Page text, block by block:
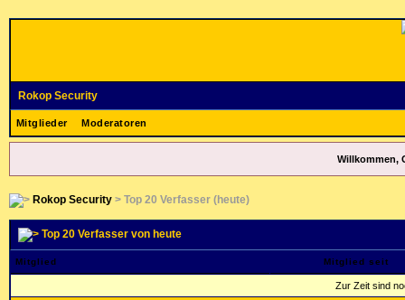
Rokop Security
Mitglieder Moderatoren
Willkommen,
Rokop Security> Top 20 Verfasser (heute)
Top 20 Verfasser von heute
Mitglied Mitglied seit
Zur Zeit sind